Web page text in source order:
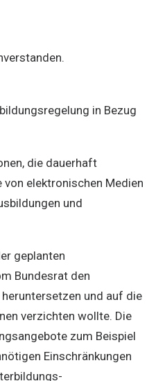
in Bezug
die dauerhaft
elektronischen Medien
und
geplanten
Bundesrat den
und auf die
verzichten wollte. Die
zum Beispiel
Einschränkungen